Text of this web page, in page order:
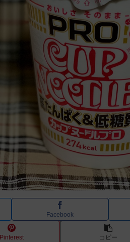
Facebook
Pinterest コピー